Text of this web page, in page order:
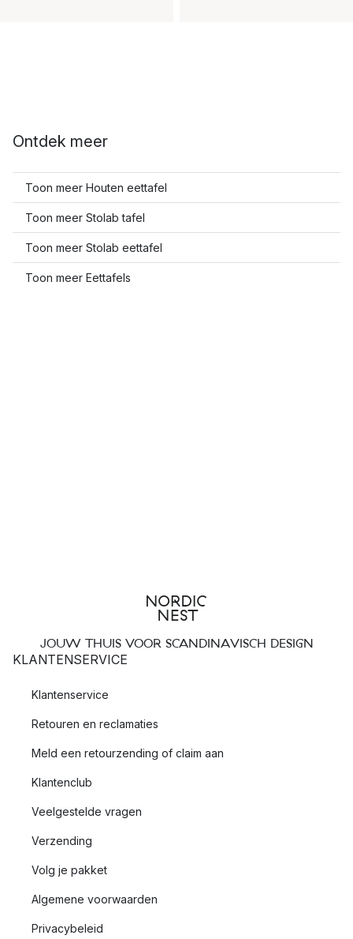
Ontdek meer
Toon meer Houten eettafel
Toon meer Stolab tafel
Toon meer Stolab eettafel
Toon meer Eettafels
JOUW THUIS VOOR SCANDINAVISCH DESIGN
KLANTENSERVICE
Klantenservice
Retouren en reclamaties
Meld een retourzending of claim aan
Klantenclub
Veelgestelde vragen
Verzending
Volg je pakket
Algemene voorwaarden
Privacybeleid